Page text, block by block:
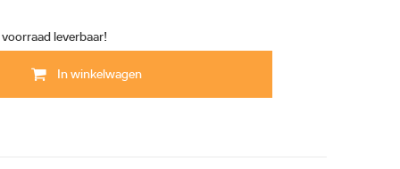
leverbaar!
In winkelwagen